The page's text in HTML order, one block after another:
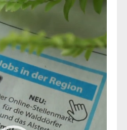
Player